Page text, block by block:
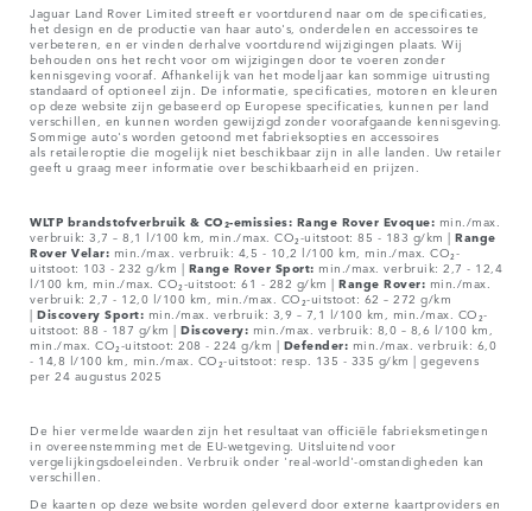
Jaguar Land Rover Limited streeft er voortdurend naar om de specificaties,
het design en de productie van haar auto's, onderdelen en accessoires te
verbeteren, en er vinden derhalve voortdurend wijzigingen plaats. Wij
behouden ons het recht voor om wijzigingen door te voeren zonder
kennisgeving vooraf. Afhankelijk van het modeljaar kan sommige uitrusting
standaard of optioneel zijn. De informatie, specificaties, motoren en kleuren
op deze website zijn gebaseerd op Europese specificaties, kunnen per land
verschillen, en kunnen worden gewijzigd zonder voorafgaande kennisgeving.
Sommige auto's worden getoond met fabrieksopties en accessoires
als retaileroptie die mogelijk niet beschikbaar zijn in alle landen. Uw retailer
geeft u graag meer informatie over beschikbaarheid en prijzen.
WLTP brandstofverbruik & CO₂-emissies: Range Rover Evoque: min./max.
verbruik: 3,7 – 8,1 l/100 km, min./max. CO₂-uitstoot: 85 - 183 g/km | Range
Rover Velar: min./max. verbruik: 4,5 - 10,2 l/100 km, min./max. CO₂-
uitstoot: 103 - 232 g/km | Range Rover Sport: min./max. verbruik: 2,7 - 12,4
l/100 km, min./max. CO₂-uitstoot: 61 - 282 g/km | Range Rover: min./max.
verbruik: 2,7 - 12,0 l/100 km, min./max. CO₂-uitstoot: 62 – 272 g/km
| Discovery Sport: min./max. verbruik: 3,9 – 7,1 l/100 km, min./max. CO₂-
uitstoot: 88 - 187 g/km | Discovery: min./max. verbruik: 8,0 – 8,6 l/100 km,
min./max. CO₂-uitstoot: 208 - 224 g/km | Defender: min./max. verbruik: 6,0
- 14,8 l/100 km, min./max. CO₂-uitstoot: resp. 135 - 335 g/km | gegevens
per 24 augustus 2025
De hier vermelde waarden zijn het resultaat van officiële fabrieksmetingen
in overeenstemming met de EU-wetgeving. Uitsluitend voor
vergelijkingsdoeleinden. Verbruik onder 'real-world'-omstandigheden kan
verschillen.
De kaarten op deze website worden geleverd door externe kaartproviders en